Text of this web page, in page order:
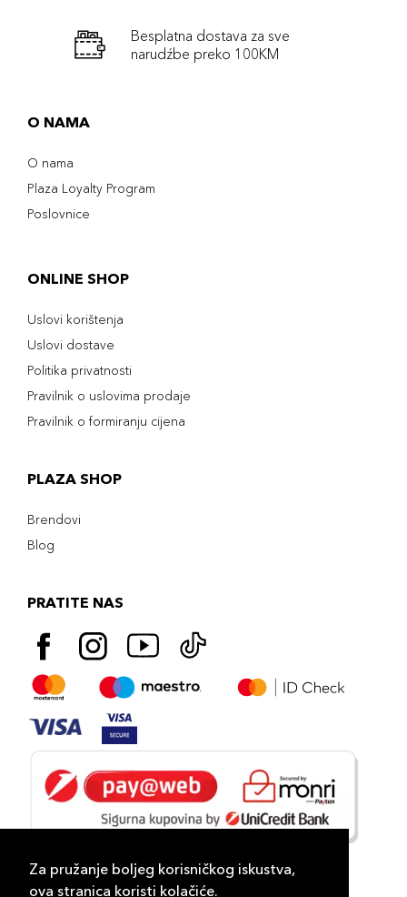
Za pružanje boljeg korisničkog iskustva,
ova stranica koristi kolačiće.
Besplatna dostava za sve
narudźbe preko 100KM
O NAMA
O nama
Plaza Loyalty Program
Poslovnice
ONLINE SHOP
Uslovi korištenja
Uslovi dostave
Politika privatnosti
Pravilnik o uslovima prodaje
Pravilnik o formiranju cijena
PLAZA SHOP
Brendovi
Blog
PRATITE NAS